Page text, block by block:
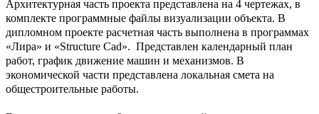
Архитектурная часть проекта представлена на 4 чертежах, в
комплекте программные файлы визуализации объекта. В
дипломном проекте расчетная часть выполнена в программах
«Лира» и «Structure Cad». Представлен календарный план
работ, график движение машин и механизмов. В
экономической части представлена локальная смета на
общестроительные работы.